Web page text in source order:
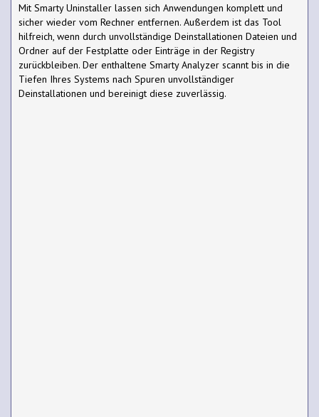
Mit Smarty Uninstaller lassen sich Anwendungen komplett und
sicher wieder vom Rechner entfernen. Außerdem ist das Tool
hilfreich, wenn durch unvollständige Deinstallationen Dateien und
Ordner auf der Festplatte oder Einträge in der Registry
zurückbleiben. Der enthaltene Smarty Analyzer scannt bis in die
Tiefen Ihres Systems nach Spuren unvollständiger
Deinstallationen und bereinigt diese zuverlässig.